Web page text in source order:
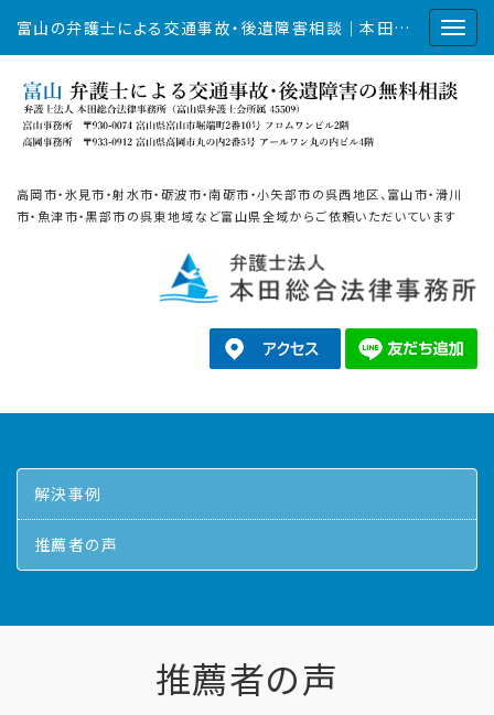
富山の弁護士による交通事故・後遺障害相談｜本田総合法律事務所
高岡市・氷見市・射水市・砺波市・南砺市・小矢部市の呉西地区、富山市・滑川
市・魚津市・黒部市の呉東地域など富山県全域からご依頼いただいています
解決事例
推薦者の声
推薦者の声